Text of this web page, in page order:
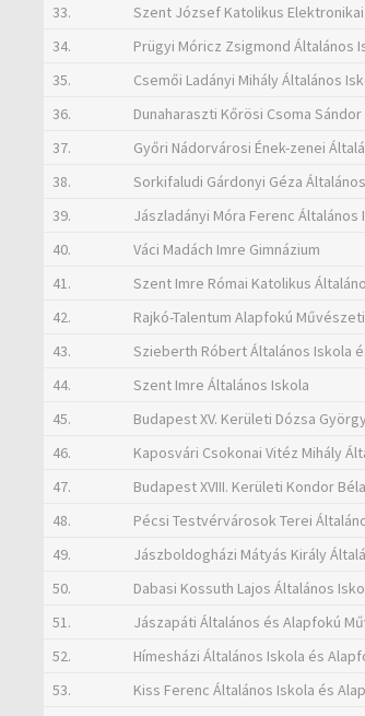
33.
Szent József Katolikus
34.
Prügyi Móricz Zsigmond Általános
35.
Csemői Ladányi Mihály Általános
36.
Dunaharaszti Kőrösi Csoma
37.
Győri Nádorvárosi Ének-zenei
38.
Sorkifaludi Gárdonyi Géza
39.
Jászladányi Móra Ferenc Általános
40.
Váci Madách Imre Gimnázium
41.
Szent Imre Római Katolikus
42.
Rajkó-Talentum Alapfokú
43.
Szieberth Róbert Általános Iskola
44.
Szent Imre Általános Iskola
45.
Budapest XV. Kerületi Dózsa
46.
Kaposvári Csokonai Vitéz Mihály
47.
Budapest XVIII. Kerületi Kondor
48.
Pécsi Testvérvárosok Terei
49.
Jászboldogházi Mátyás Király
50.
Dabasi Kossuth Lajos Általános
51.
Jászapáti Általános és Alapfokú
52.
Hímesházi Általános Iskola és
53.
Kiss Ferenc Általános Iskola és